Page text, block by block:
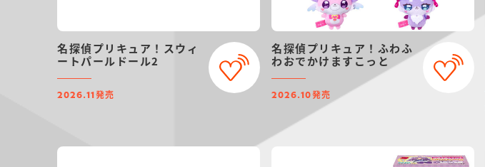
名探偵プリキュア！スウィ
ートパールドール2
2026.11 発売
名探偵プリキュア！ふわふ
わおでかけますこっと
2026.10発売